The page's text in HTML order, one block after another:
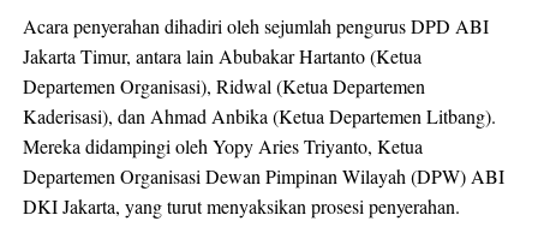
Acara penyerahan dihadiri oleh sejumlah pengurus DPD ABI
Jakarta Timur, antara lain Abubakar Hartanto (Ketua
Departemen Organisasi), Ridwal (Ketua Departemen
Kaderisasi), dan Ahmad Anbika (Ketua Departemen Litbang).
Mereka didampingi oleh Yopy Aries Triyanto, Ketua
Departemen Organisasi Dewan Pimpinan Wilayah (DPW) ABI
DKI Jakarta, yang turut menyaksikan prosesi penyerahan.